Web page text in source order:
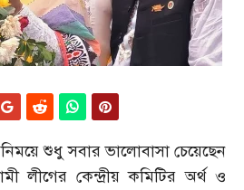
শুধু সবার ভালোবাসা চেয়েছেন
লীগের কেন্দ্রীয় কমিটির অর্থ ও